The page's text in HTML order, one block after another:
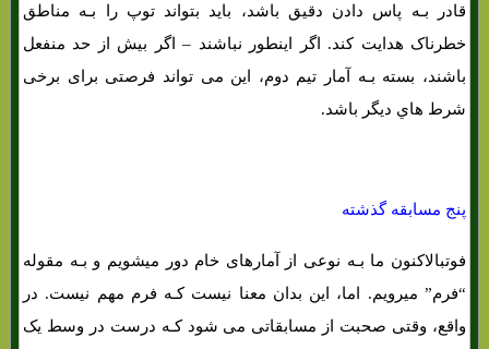
قادر بـه پاس دادن دقیق باشد، باید بتواند توپ را بـه مناطق
خطرناک هدایت کند. اگر اینطور نباشند – اگر بیش از حد منفعل
باشند، بسته بـه آمار تیم دوم، این می تواند فرصتی برای برخی
شرط هاي‌ دیگر باشد.
پنج مسابقه گذشته
فوتبالاکنون ما بـه نوعی از آمارهای خام دور میشویم و بـه مقوله
“فرم” میرویم. اما، این بدان معنا نیست کـه فرم مهم نیست. در
واقع، وقتی صحبت از مسابقاتی می شود کـه درست در وسط یک